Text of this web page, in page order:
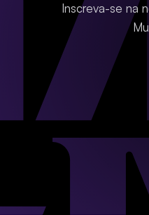
Inscreva-se na